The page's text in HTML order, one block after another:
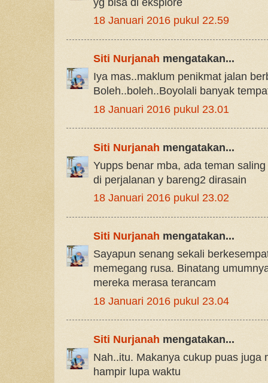
18 Januari 2016 pukul 22.59
Siti Nurjanah mengatakan...
Iya mas..maklum penikmat jalan
Boleh..boleh..Boyolali banyak
18 Januari 2016 pukul 23.01
Siti Nurjanah mengatakan...
Yupps benar mba, ada teman
di perjalanan y bareng2 dirasain
18 Januari 2016 pukul 23.02
Siti Nurjanah mengatakan...
Sayapun senang sekali
memegang rusa. Binatang
mereka merasa terancam
18 Januari 2016 pukul 23.04
Siti Nurjanah mengatakan...
Nah..itu. Makanya cukup puas juga
hampir lupa waktu